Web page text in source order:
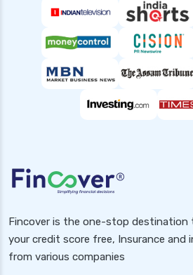
Fincover is the one-stop destination
your credit score free, Insurance and
from various companies